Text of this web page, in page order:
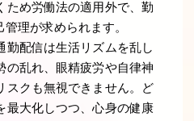
ため労働法の適用外で、勤
理が求められます。
勤配信は生活リズムを乱し
の乱れ、眼精疲労や自律神
スクも無視できません。ど
最大化しつつ、心身の健康